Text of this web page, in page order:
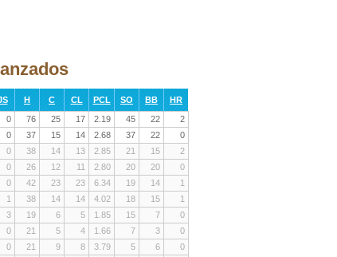
H C CL PCL SO BB
HR
0 76 25 17 2.19 45 22
2
0 37 15 14 2.68 37 22
0
0 38 14 13 2.85 21 15
2
0 26 12 11 2.80 20 20
0
0 42 23 23 6.34 19 14
1
1 38 14 14 4.02 18 15
1
3 19 6 5 1.85 15 7
0
0 21 5 4 1.66 7 3
0
0 21 9 8 3.79 5 6
0